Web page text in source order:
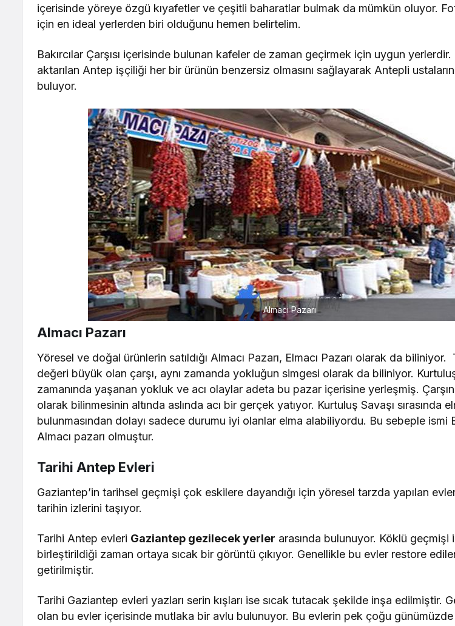
içerisinde yöreye özgü kıyafetler ve çeşitli baharatlar bulmak da mümkün oluyor.
için en ideal yerlerden biri olduğunu hemen belirtelim.
Bakırcılar Çarşısı içerisinde bulunan kafeler de zaman geçirmek için uygun
aktarılan Antep işçiliği her bir ürünün benzersiz olmasını sağlayarak Antepli
buluyor.
Almacı Pazarı
Almacı Pazarı
Yöresel ve doğal ürünlerin satıldığı Almacı Pazarı, Elmacı Pazarı olarak da
değeri büyük olan çarşı, aynı zamanda yokluğun simgesi olarak da biliniyor.
zamanında yaşanan yokluk ve acı olaylar adeta bu pazar içerisine yerleşmiş.
olarak bilinmesinin altında aslında acı bir gerçek yatıyor. Kurtuluş Savaşı sırasında
bulunmasından dolayı sadece durumu iyi olanlar elma alabiliyordu. Bu sebeple ismi
Almacı pazarı olmuştur.
Tarihi Antep Evleri
Gaziantep’in tarihsel geçmişi çok eskilere dayandığı için yöresel tarzda yapılan
tarihin izlerini taşıyor.
Tarihi Antep evleri Gaziantep gezilecek yerler arasında bulunuyor. Köklü geçmişi
birleştirildiği zaman ortaya sıcak bir görüntü çıkıyor. Genellikle bu evler restore
getirilmiştir.
Tarihi Gaziantep evleri yazları serin kışları ise sıcak tutacak şekilde inşa edilmiştir.
olan bu evler içerisinde mutlaka bir avlu bulunuyor. Bu evlerin pek çoğu günümüzde